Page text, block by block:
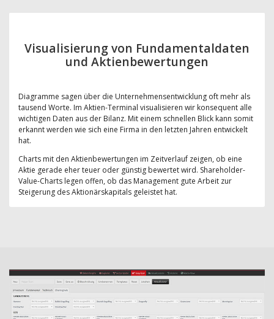
Visualisierung von Fundamentaldaten
und Aktienbewertungen
Diagramme sagen über die Unternehmensentwicklung oft mehr als
tausend Worte. Im Aktien-Terminal visualisieren wir konsequent alle
wichtigen Daten aus der Bilanz. Mit einem schnellen Blick kann somit
erkannt werden wie sich eine Firma in den letzten Jahren entwickelt
hat.
Charts mit den Aktienbewertungen im Zeitverlauf zeigen, ob eine
Aktie gerade eher teuer oder günstig bewertet wird. Shareholder-
Value-Charts legen offen, ob das Management gute Arbeit zur
Steigerung des Aktionärskapitals geleistet hat.